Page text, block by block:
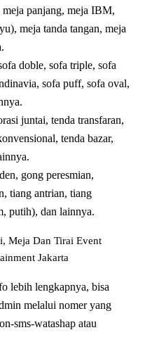
panjang, meja IBM,
meja tanda tangan, meja
doble, sofa triple, sofa
sofa puff, sofa oval,
juntai, tenda transfaran,
tenda bazar,
gong peresmian,
tiang antrian, tiang
putih), dan lainnya.
lebih lengkapnya, bisa
melalui nomer yang
sms-watashap atau